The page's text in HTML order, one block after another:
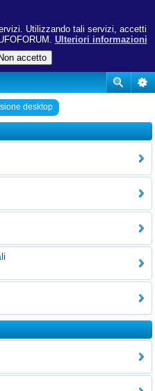
Utilizzando tali servizi, accetti
Ulteriori informazioni
desktop